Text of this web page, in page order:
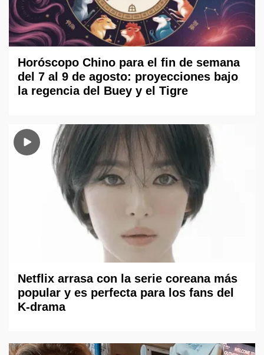
Horóscopo Chino para el fin de semana
del 7 al 9 de agosto: proyecciones bajo
la regencia del Buey y el Tigre
Netflix arrasa con la serie coreana más
popular y es perfecta para los fans del
K-drama